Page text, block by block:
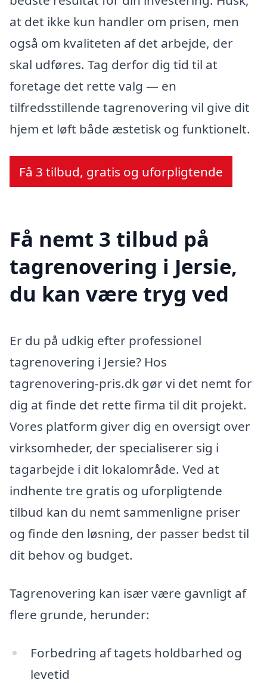
at det ikke kun handler om prisen, men
også om kvaliteten af det arbejde, der
skal udføres. Tag derfor dig tid til at
foretage det rette valg — en
tilfredsstillende tagrenovering vil give dit
hjem et løft både æstetisk og funktionelt.
Få 3 tilbud, gratis og uforpligtende
Få nemt 3 tilbud på
tagrenovering i Jersie,
du kan være tryg ved
Er du på udkig efter professionel
tagrenovering i Jersie? Hos
tagrenovering-pris.dk gør vi det nemt for
dig at finde det rette firma til dit projekt.
Vores platform giver dig en oversigt over
virksomheder, der specialiserer sig i
tagarbejde i dit lokalområde. Ved at
indhente tre gratis og uforpligtende
tilbud kan du nemt sammenligne priser
og finde den løsning, der passer bedst til
dit behov og budget.
Tagrenovering kan især være gavnligt af
flere grunde, herunder:
Forbedring af tagets holdbarhed og
levetid